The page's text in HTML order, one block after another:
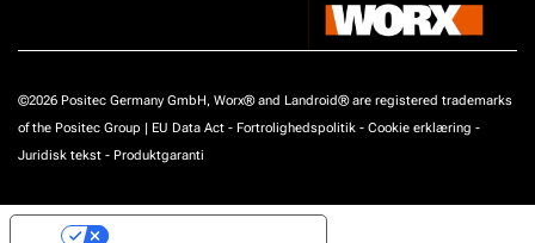
©2026 Positec Germany GmbH, Worx® and Landroid® are registered trademarks
of the Positec Group | EU Data Act - Fortrolighedspolitik - Cookie erklæring -
Juridisk tekst - Produktgaranti
Your Privacy Choices